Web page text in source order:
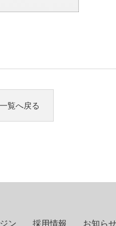
覧へ戻る
ン 採用情報 お知ら